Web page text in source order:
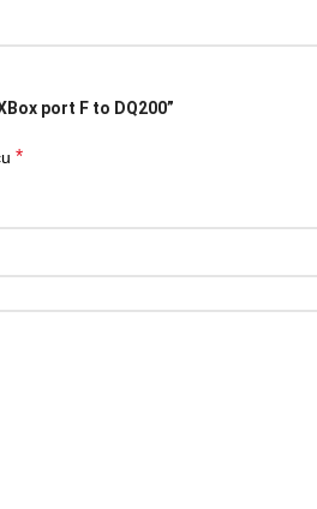
port F to DQ200”
*